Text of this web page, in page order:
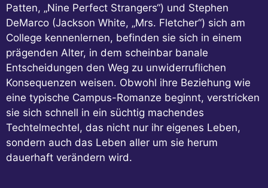
Patten, „Nine Perfect Strangers“) und Stephen
DeMarco (Jackson White, „Mrs. Fletcher“) sich am
College kennenlernen, befinden sie sich in einem
prägenden Alter, in dem scheinbar banale
Entscheidungen den Weg zu unwiderruflichen
Konsequenzen weisen. Obwohl ihre Beziehung wie
eine typische Campus-Romanze beginnt, verstricken
sie sich schnell in ein süchtig machendes
Techtelmechtel, das nicht nur ihr eigenes Leben,
sondern auch das Leben aller um sie herum
dauerhaft verändern wird.